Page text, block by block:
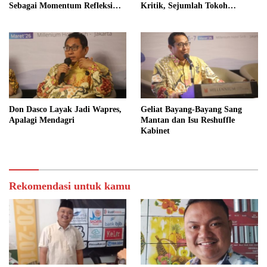
Sebagai Momentum Refleksi
bagi Indonesia
Kritik, Sejumlah Tokoh
Don Dasco Layak Jadi Wapres,
Apalagi Mendagri
Geliat Bayang-Bayang Sang
Mantan dan Isu Reshuffle
Kabinet
Rekomendasi untuk kamu